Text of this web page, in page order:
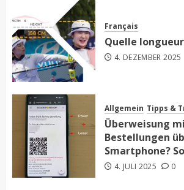
Français
Quelle longueur
4. DEZEMBER 2025
Allgemein Tipps &
Überweisung
Bestellungen
Smartphone?
4. JULI 2025 0